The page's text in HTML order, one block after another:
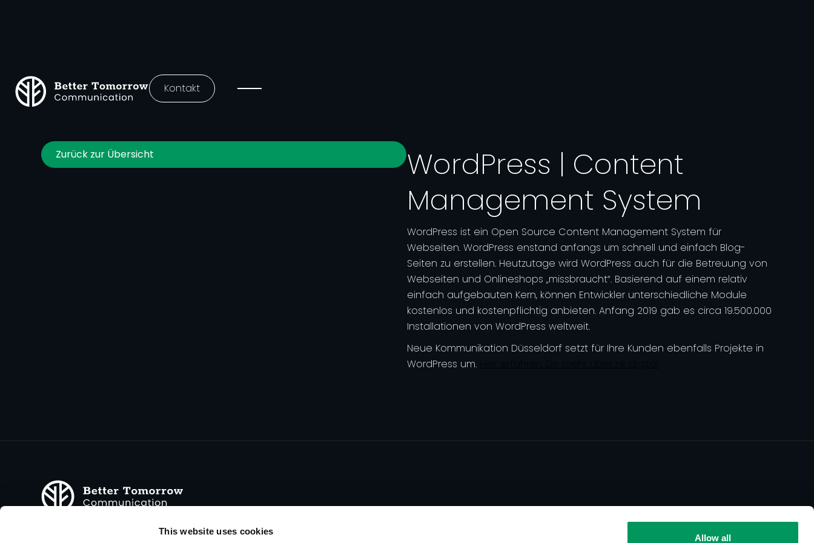
This website uses cookies
Allow all
Kontakt
Zurück zur Übersicht
WordPress | Content
Management System
WordPress ist ein Open Source Content Management System für
Webseiten. WordPress enstand anfangs um schnell und einfach Blog-
Seiten zu erstellen. Heutzutage wird WordPress auch für die Betreuung von
Webseiten und Onlineshops „missbraucht“. Basierend auf einem relativ
einfach aufgebauten Kern, können Entwickler unterschiedliche Module
kostenlos und kostenpflichtig anbieten. Anfang 2019 gab es circa 19.500.000
Installationen von WordPress weltweit.
Neue Kommunikation Düsseldorf setzt für Ihre Kunden ebenfalls Projekte in
WordPress um.